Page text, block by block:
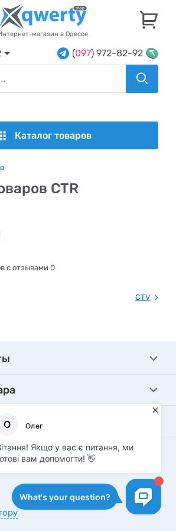
магазин в Одессе
(097) 972-82-92
Каталог товаров
CTR
с отзывами 0
CTV